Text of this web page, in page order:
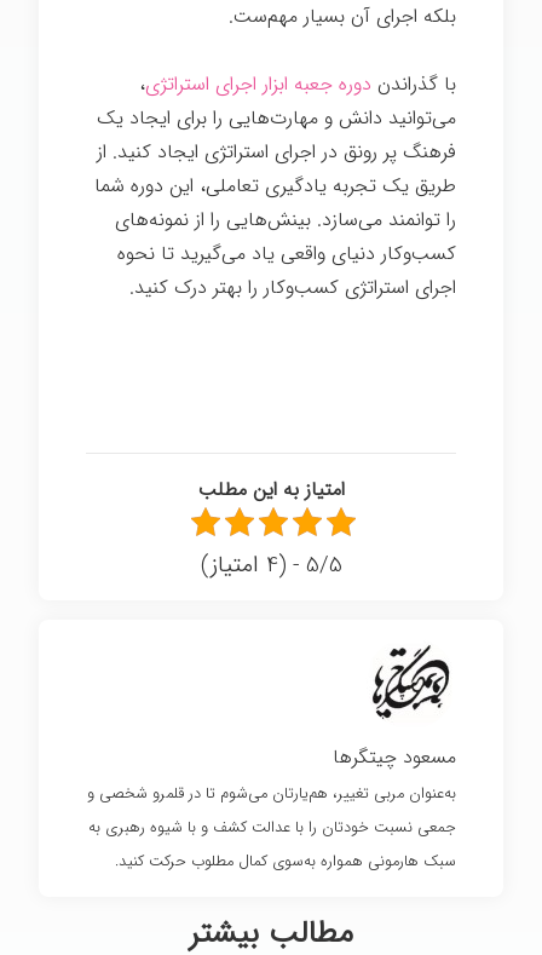
بلکه اجرای آن بسیار مهم‌ست.
با گذراندن دوره جعبه ابزار اجرای استراتژی،
می‌توانید دانش و مهارت‌هایی را برای ایجاد یک
فرهنگ پر رونق در اجرای استراتژی ایجاد کنید. از
طریق یک تجربه یادگیری تعاملی، این دوره شما
را توانمند می‌سازد. بینش‌هایی را از نمونه‌های
کسب‌وکار دنیای واقعی یاد می‌گیرید تا نحوه
اجرای استراتژی کسب‌وکار را بهتر درک کنید.
5/5 - (4 امتیاز)
مسعود چیتگرها
جمعی نسبت خودتان را با عدالت کشف و با شیوه رهبری به
سبک هارمونی همواره به‌سوی کمال مطلوب حرکت کنید.
مطالب بیشتر